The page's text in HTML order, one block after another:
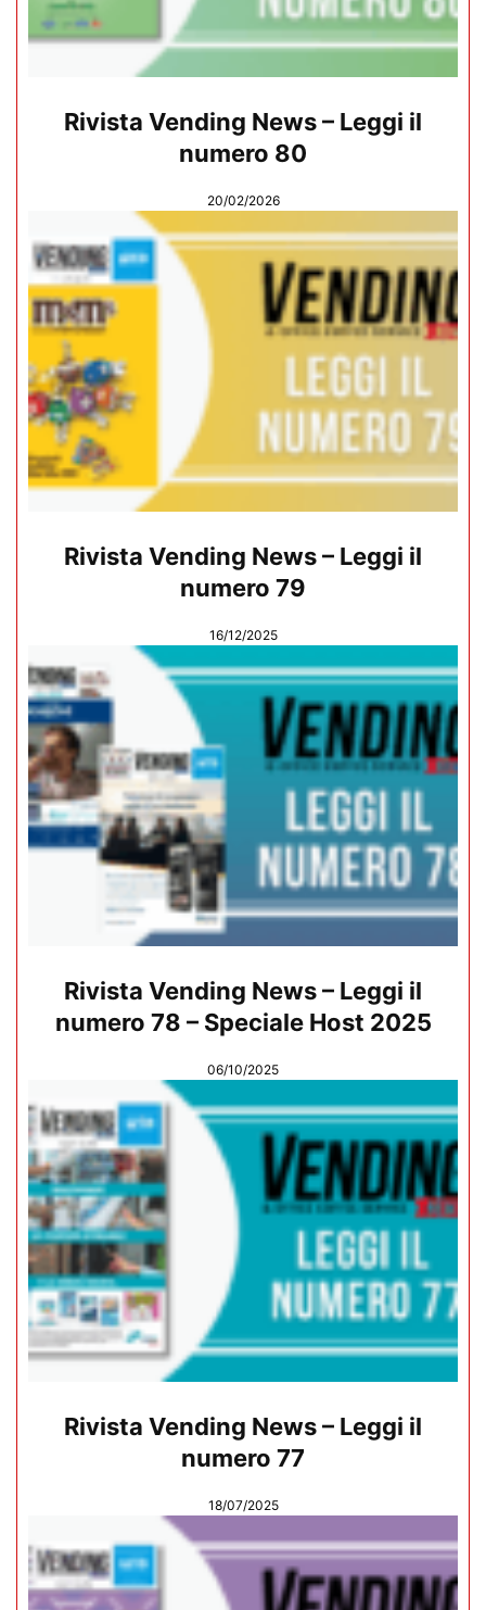
Rivista Vending News – Leggi il
numero 80
20/02/2026
Rivista Vending News – Leggi il
numero 79
16/12/2025
Rivista Vending News – Leggi il
numero 78 – Speciale Host 2025
06/10/2025
Rivista Vending News – Leggi il
numero 77
18/07/2025